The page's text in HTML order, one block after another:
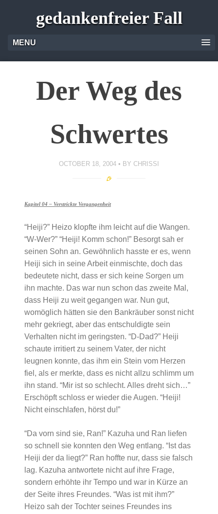
gedankenfreier Fall
MENU
Der Weg des
Schwertes
OCTOBER 18, 2004 BY CHRISSI
Kapitel 04 – Verstrickte Vergangenheit
“Heiji?” Heizo klopfte ihm leicht auf die Wangen.
“W-Wer?” “Heiji! Komm schon!” Besorgt sah er
seinen Sohn an. Gewöhnlich hasste er es, wenn
Heiji sich in seine Arbeit einmischte, doch das
bedeutete nicht, dass er sich keine Sorgen um
ihn machte. Das war nun schon das zweite Mal,
dass Heiji zu weit gegangen war. Nun gut,
womöglich hätten sie den Bankräuber sonst nicht
mehr gekriegt, aber das entschuldigte sein
Verhalten nicht im geringsten. “D-Dad?” Heiji
schaute irritiert zu seinem Vater, der nicht
leugnen konnte, das ihm ein Stein vom Herzen
fiel, als er merkte, dass es nicht allzu schlimm um
ihn stand. “Mir ist so schlecht. Alles dreht sich…”
Erschöpft schloss er wieder die Augen. “Heiji!
Nicht einschlafen, hörst du!”
“Da vorn sind sie, Ran!” Kazuha und Ran liefen
so schnell sie konnten den Weg entlang. “Ist das
Heiji der da liegt?” Ran hoffte nur, dass sie falsch
lag. Kazuha antwortete nicht auf ihre Frage,
sondern erhöhte ihr Tempo und war in Kürze an
der Seite ihres Freundes. “Was ist mit ihm?”
Heizo sah der Tochter seines Freundes ins